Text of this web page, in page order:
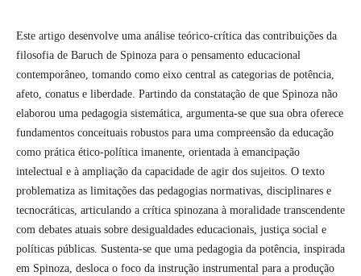
Este artigo desenvolve uma análise teórico-crítica das contribuições da
filosofia de Baruch de Spinoza para o pensamento educacional
contemporâneo, tomando como eixo central as categorias de potência,
afeto, conatus e liberdade. Partindo da constatação de que Spinoza não
elaborou uma pedagogia sistemática, argumenta-se que sua obra oferece
fundamentos conceituais robustos para uma compreensão da educação
como prática ético-política imanente, orientada à emancipação
intelectual e à ampliação da capacidade de agir dos sujeitos. O texto
problematiza as limitações das pedagogias normativas, disciplinares e
tecnocráticas, articulando a crítica spinozana à moralidade transcendente
com debates atuais sobre desigualdades educacionais, justiça social e
políticas públicas. Sustenta-se que uma pedagogia da potência, inspirada
em Spinoza, desloca o foco da instrução instrumental para a produção